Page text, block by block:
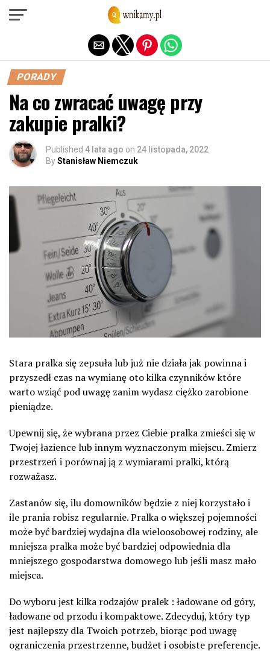
PORADY
Na co zwracać uwagę przy
zakupie pralki?
Published 4 lata ago on 24 listopada, 2022
ByStanisław Niemczuk
Stara pralka się zepsuła lub już nie działa jak powinna i
przyszedł czas na wymianę oto kilka czynników które
warto wziąć pod uwagę zanim wydasz ciężko zarobione
pieniądze.
Upewnij się, że wybrana przez Ciebie pralka zmieści się w
Twojej łazience lub innym wyznaczonym miejscu. Zmierz
przestrzeń i porównaj ją z wymiarami pralki, którą
rozważasz.
Zastanów się, ilu domowników będzie z niej korzystało i
ile prania robisz regularnie. Pralka o większej pojemności
może być bardziej wydajna dla wieloosobowej rodziny, ale
mniejsza pralka może być bardziej odpowiednia dla
mniejszego gospodarstwa domowego lub jeśli masz mało
miejsca.
Do wyboru jest kilka rodzajów pralek : ładowane od góry,
ładowane od przodu i kompaktowe. Zdecyduj, który typ
jest najlepszy dla Twoich potrzeb, biorąc pod uwagę
ograniczenia przestrzenne, budżet i osobiste preferencje.
Exit mobile version